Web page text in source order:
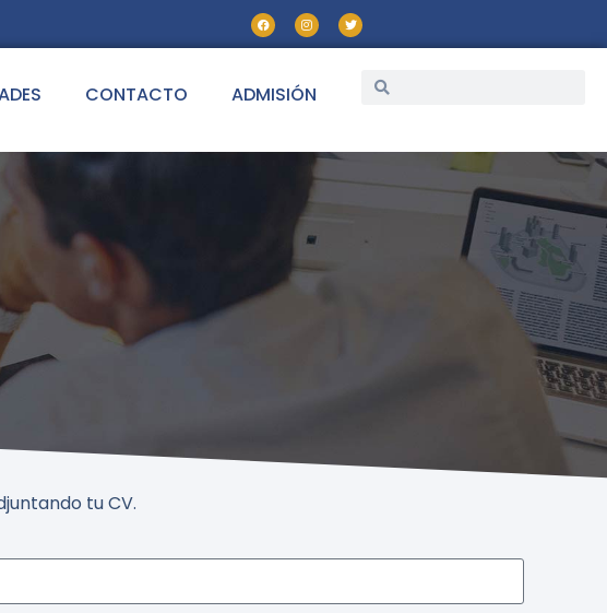
CONTACTO ADMISIÓN
tu CV.